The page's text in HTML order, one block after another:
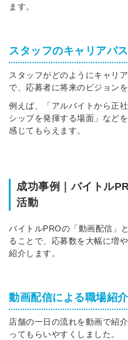
ます。
スタッフのキャリアパ
スタッフがどのようにキャリ
で、応募者に将来のビジョン
例えば、「アルバイトから正
シップを発揮する場面」など
感じてもらえます。
成功事例｜バイトル
活動
バイトルPROの「動画配信」
ることで、応募数を大幅に増
紹介します。
動画配信による職場紹介
店舗の一日の流れを動画で紹
ってもらいやすくしました。